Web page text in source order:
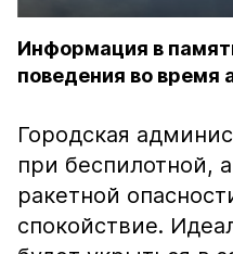
Информация в
поведения во время
Городская
при беспилотной,
ракетной
спокойствие.